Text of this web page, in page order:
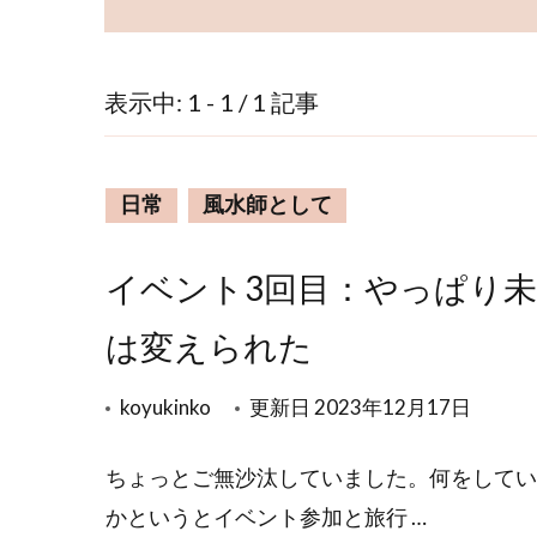
表示中: 1 - 1 / 1 記事
日常 風水師として
イベント3回目：やっぱり
は変えられた
koyukinko 更新日 2023年12月17日
ちょっとご無沙汰していました。何をして
かというとイベント参加と旅行 …